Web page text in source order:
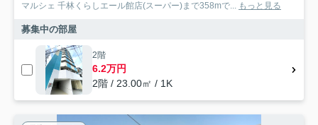
マルシェ 千林くらしエール館店(スーパー)まで358mで... もっと見る
募集中の部屋
2階
6.2万円
2階 / 23.00㎡ / 1K